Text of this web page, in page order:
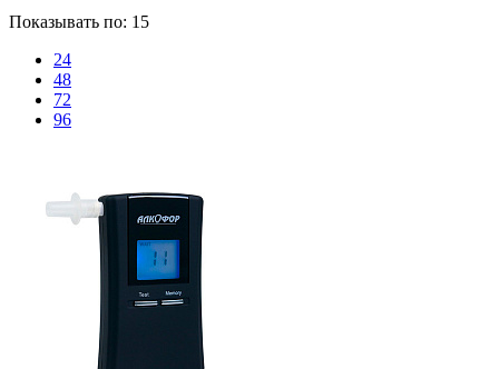
Показывать по: 15
24
48
72
96